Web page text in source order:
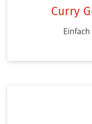
Curry